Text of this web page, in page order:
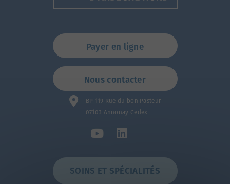
Payer en ligne
Nous contacter
BP 119 Rue du bon Pasteur
07103 Annonay Cedex
SOINS ET SPÉCIALITÉS